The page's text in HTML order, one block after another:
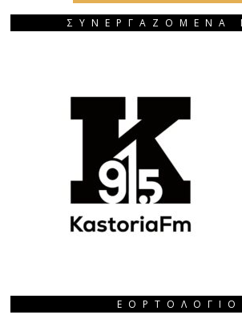
ΣΥΝΕΡΓΑΖΟΜΕΝΑ
ΕΟΡΤΟΛΌΓΙΟ